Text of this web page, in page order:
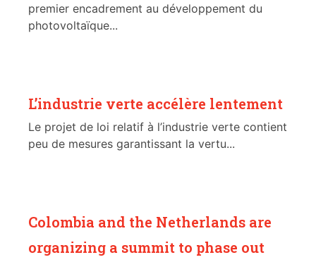
premier encadrement au développement du
photovoltaïque...
L’industrie verte accélère lentement
Le projet de loi relatif à l’industrie verte contient
peu de mesures garantissant la vertu...
Colombia and the Netherlands are
organizing a summit to phase out